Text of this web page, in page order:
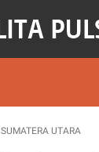
SUMATERA UTARA